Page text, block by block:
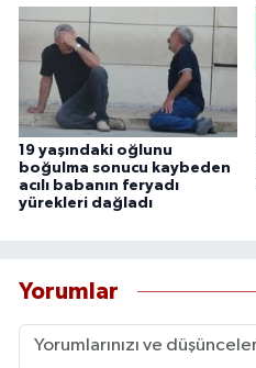
19 yaşındaki oğlunu
boğulma sonucu kaybeden
acılı babanın feryadı
yürekleri dağladı
Yorumlar